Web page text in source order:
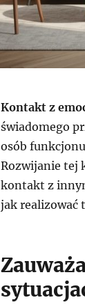
Kontakt z
świadomego
osób
Rozwijanie tej
kontakt z
jak realizować